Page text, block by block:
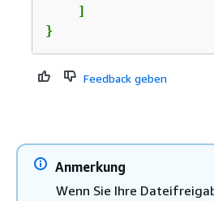
    ]
}
Feedback geben
Anmerkung
Wenn Sie Ihre